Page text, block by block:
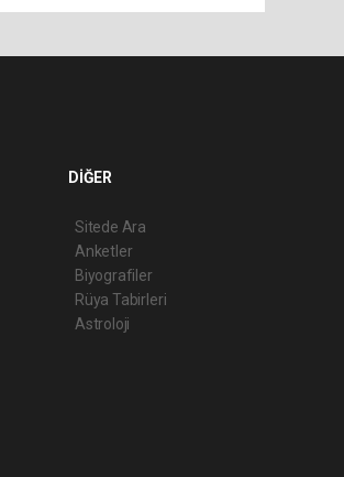
DİĞER
Sitede Ara
Anketler
Biyografiler
Rüya Tabirleri
Astroloji